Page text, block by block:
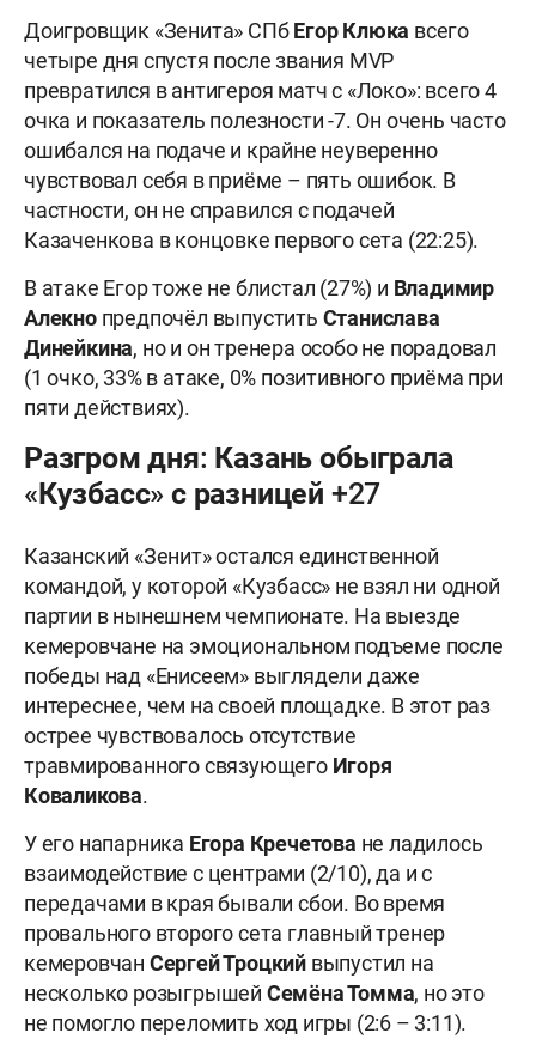
Доигровщик «Зенита» СПбЕгор Клюка всего
четыре дня спустя после звания MVP
превратился в антигероя матч с «Локо»: всего 4
очка и показатель полезности -7. Он очень часто
ошибался на подаче и крайне неуверенно
чувствовал себя в приёме – пять ошибок. В
частности, он не справился с подачей
Казаченкова в концовке первого сета (22:25).
В атаке Егор тоже не блистал (27%) и Владимир
Алекнопредпочёл выпустить Станислава
Динейкина, но и он тренера особо не порадовал
(1 очко, 33% в атаке, 0% позитивного приёма при
пяти действиях).
Разгром дня: Казань обыграла
«Кузбасс» с разницей +27
Казанский «Зенит» остался единственной
командой, у которой «Кузбасс» не взял ни одной
партии в нынешнем чемпионате. На выезде
кемеровчане на эмоциональном подъеме после
победы над «Енисеем» выглядели даже
интереснее, чем на своей площадке. В этот раз
острее чувствовалось отсутствие
травмированного связующего Игоря
Коваликова.
У его напарника Егора Кречетова не ладилось
взаимодействие с центрами (2/10), да и с
передачами в края бывали сбои. Во время
провального второго сета главный тренер
кемеровчан Сергей Троцкий выпустил на
несколько розыгрышей Семёна Томма, но это
не помогло переломить ход игры (2:6 – 3:11).